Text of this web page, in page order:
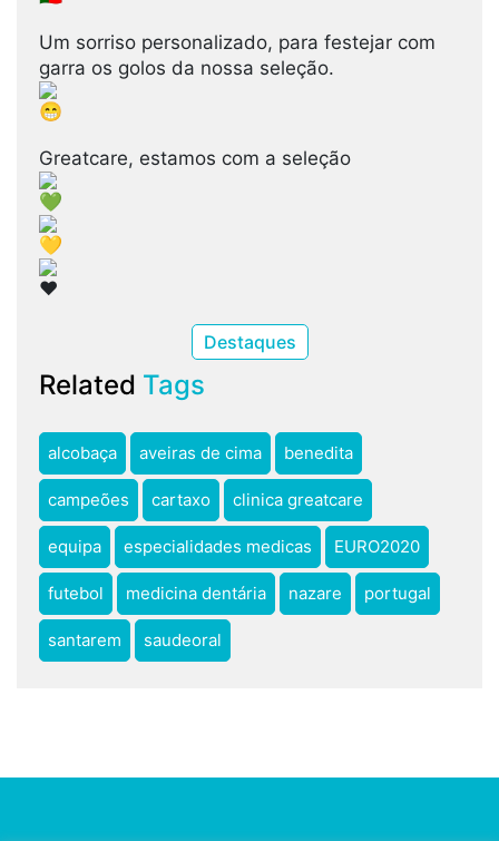
Um sorriso personalizado, para festejar com
garra os golos da nossa seleção.
Greatcare, estamos com a seleção
Destaques
Related Tags
alcobaça aveiras de cima benedita
campeões cartaxo clinica greatcare
equipa especialidades medicas EURO2020
futebol medicina dentária nazare portugal
santarem saudeoral